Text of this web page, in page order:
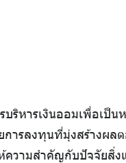
ริหารเงินออมเพื่อเป็
ารลงทุนที่มุ่งสร้างผล
ความสำคัญกับปัจจัยสิ่